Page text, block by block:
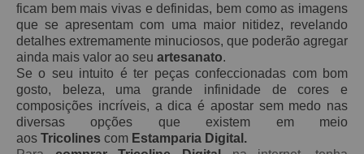
ficam bem mais vivas e definidas, bem como as imagens
que se apresentam com uma maior nitidez, revelando
detalhes extremamente minuciosos, que poderão agregar
ainda mais valor ao seu artesanato.
Se o seu intuito é ter peças confeccionadas com bom
gosto, beleza, uma grande infinidade de cores e
composições incríveis, a dica é apostar sem medo nas
diversas opções que existem em meio
aos Tricolines com Estamparia Digital.